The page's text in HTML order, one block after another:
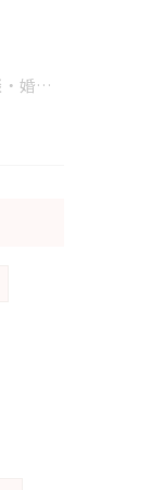
山口県の結婚相談・婚活を始める勇気を持つためのヒント